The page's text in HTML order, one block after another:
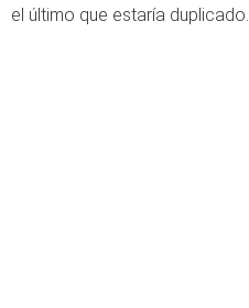
el último que estaría duplicado.